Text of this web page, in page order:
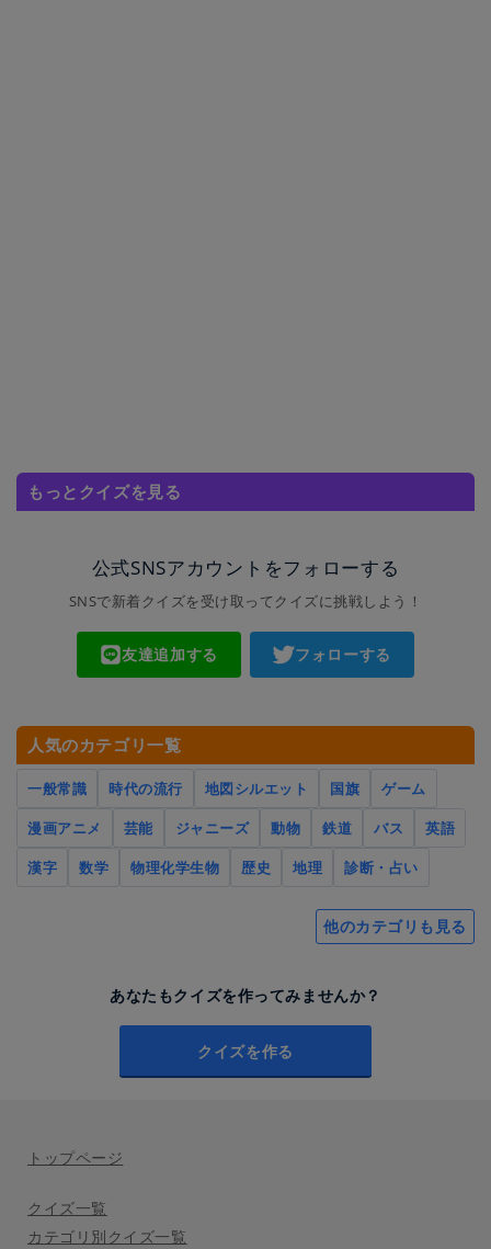
もっとクイズを見る
公式SNSアカウントをフォローする
SNSで新着クイズを受け取ってクイズに挑戦しよう！
友達追加する フォローする
人気のカテゴリ一覧
一般常識 時代の流行 地図シルエット 国旗
ゲーム
漫画アニメ
芸能 ジャニーズ 動物 鉄道 バス
英語
漢字
数学 物理化学生物 歴史 地理 診断・占い
他のカテゴリも見る
あなたもクイズを作ってみませんか？
クイズを作る
トップページ
クイズ一覧
カテゴリ別クイズ一覧